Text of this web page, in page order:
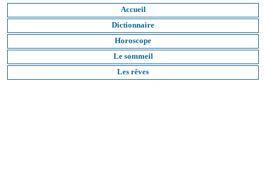
Accueil
Dictionnaire
Horoscope
Le sommeil
Les rêves